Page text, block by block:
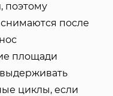
поэтому
после
площади
циклы, если